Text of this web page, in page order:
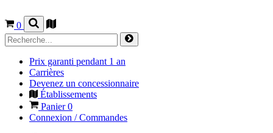
0
Prix garanti pendant 1 an
Carrières
Devenez un concessionnaire
Établissements
Panier0
Connexion / Commandes